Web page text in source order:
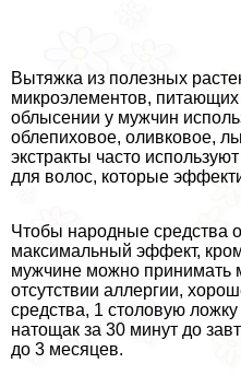
Вытяжка из полезных
микроэлементов,
облысении у мужчин
облепиховое, оливковое,
экстpaкты часто
для волос, которые
Чтобы народные средства
максимальный эффект,
мужчине можно принимать
отсутствии аллергии,
средства, 1 столовую ложку
натощак за 30 минут до
до 3 месяцев.